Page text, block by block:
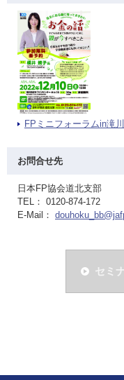
FPミニフォーラムin滝
お問合せ先
日本FP協会道北支部
TEL： 0120-874-172
E-Mail：
セミ